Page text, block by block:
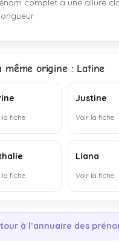
complet a une allure
même origine : Latine
la fiche
Justine
Voir la fiche
la fiche
Liana
Voir la fiche
à l’annuaire des